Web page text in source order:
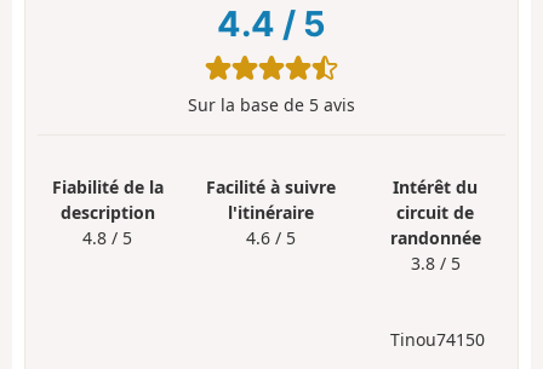
4.4 / 5
Sur la base de 5 avis
Fiabilité de la
description
4.8 / 5
Facilité à suivre
l'itinéraire
4.6 / 5
Intérêt du
circuit de
randonnée
3.8 / 5
Tinou74150